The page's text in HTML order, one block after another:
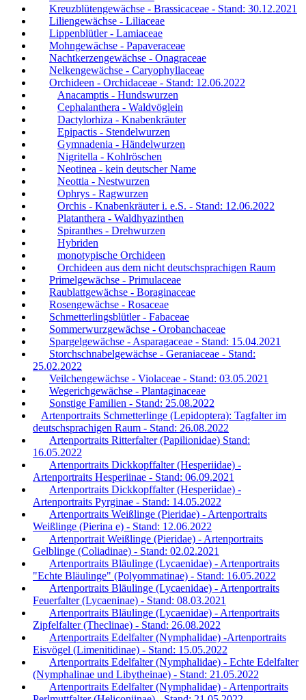
Kreuzblütengewächse - Brassicaceae - Stand: 30.12.2021
Liliengewächse - Liliaceae
Lippenblütler - Lamiaceae
Mohngewächse - Papaveraceae
Nachtkerzengewächse - Onagraceae
Nelkengewächse - Caryophyllaceae
Orchideen - Orchidaceae - Stand: 12.06.2022
Anacamptis - Hundswurzen
Cephalanthera - Waldvöglein
Dactylorhiza - Knabenkräuter
Epipactis - Stendelwurzen
Gymnadenia - Händelwurzen
Nigritella - Kohlröschen
Neotinea - kein deutscher Name
Neottia - Nestwurzen
Ophrys - Ragwurzen
Orchis - Knabenkräuter i. e.S. - Stand: 12.06.2022
Platanthera - Waldhyazinthen
Spiranthes - Drehwurzen
Hybriden
monotypische Orchideen
Orchideen aus dem nicht deutschsprachigen Raum
Primelgewächse - Primulaceae
Raublattgewächse - Boraginaceae
Rosengewächse - Rosaceae
Schmetterlingsblütler - Fabaceae
Sommerwurzgewächse - Orobanchaceae
Spargelgewächse - Asparagaceae - Stand: 15.04.2021
Storchschnabelgewächse - Geraniaceae - Stand:
25.02.2022
Veilchengewächse - Violaceae - Stand: 03.05.2021
Wegerichgewächse - Plantaginaceae
Sonstige Familien - Stand: 25.08.2022
Artenportraits Schmetterlinge (Lepidoptera): Tagfalter im
deutschsprachigen Raum - Stand: 26.08.2022
Artenportraits Ritterfalter (Papilionidae) Stand:
16.05.2022
Artenportraits Dickkopffalter (Hesperiidae) -
Artenportraits Hesperiinae - Stand: 06.09.2021
Artenportraits Dickkopffalter (Hesperiidae) -
Artenportraits Pyrginae - Stand: 14.05.2022
Artenportraits Weißlinge (Pieridae) - Artenportraits
Weißlinge (Pierina e) - Stand: 12.06.2022
Artenportrait Weißlinge (Pieridae) - Artenportraits
Gelblinge (Coliadinae) - Stand: 02.02.2021
Artenportraits Bläulinge (Lycaenidae) - Artenportraits
"Echte Bläulinge" (Polyommatinae) - Stand: 16.05.2022
Artenportraits Bläulinge (Lycaenidae) - Artenportraits
Feuerfalter (Lycaeninae) - Stand: 08.03.2021
Artenportraits Bläulinge (Lycaenidae) - Artenportraits
Zipfelfalter (Theclinae) - Stand: 26.08.2022
Artenportraits Edelfalter (Nymphalidae) -Artenportraits
Eisvögel (Limenitidinae) - Stand: 15.05.2022
Artenportraits Edelfalter (Nymphalidae) - Echte Edelfalter
(Nymphalinae und Libytheinae) - Stand: 21.05.2022
Artenportraits Edelfalter (Nymphalidae) - Artenportraits